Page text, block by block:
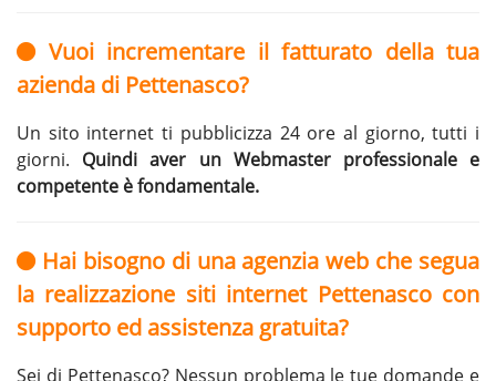
Vuoi incrementare il fatturato della tua
azienda di Pettenasco?
Un sito internet ti pubblicizza 24 ore al giorno, tutti i
giorni. Quindi aver un Webmaster professionale e
competente è fondamentale.
Hai bisogno di una agenzia web che segua
la realizzazione siti internet Pettenasco con
supporto ed assistenza gratuita?
Sei di Pettenasco? Nessun problema le tue domande e